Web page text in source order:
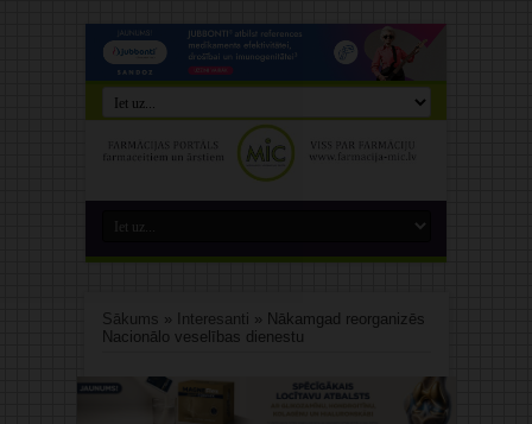
Sākums » Interesanti » Nākamgad reorganizēs
Nacionālo veselības dienestu